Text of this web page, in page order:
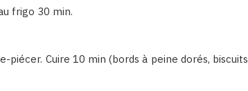
frigo 30 min.
Cuire 10 min (bords à peine dorés, biscuits